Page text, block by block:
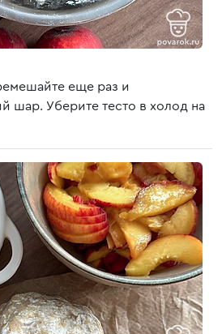
еще раз и
шар. Уберите тесто в холод на